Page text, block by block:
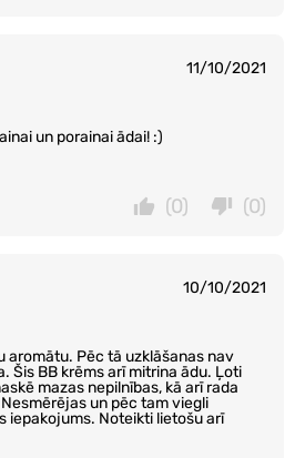
11/10/2021
un porainai ādai! :)
(0)
(0)
10/10/2021
aromātu. Pēc tā uzklāšanas nav
Šis BB krēms arī mitrina ādu. Ļoti
mazas nepilnības, kā arī rada
un pēc tam viegli
iepakojums. Noteikti lietošu arī